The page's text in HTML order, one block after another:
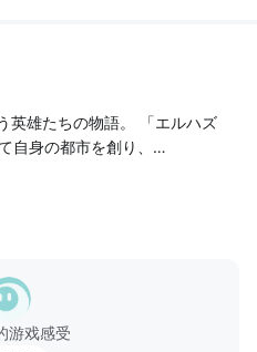
英雄たちの物語。 「エルハズ
自身の都市を創り、
ことが好き
ことが 好き
ことが好き
游戏感受